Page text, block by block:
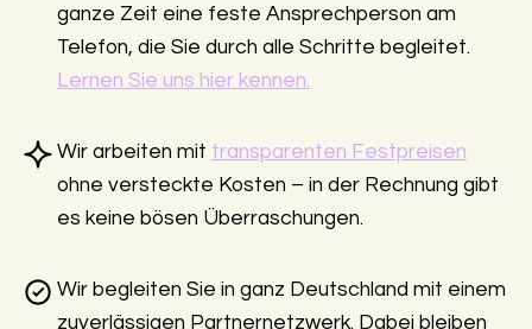
ganze Zeit eine feste Ansprechperson am
Telefon, die Sie durch alle Schritte begleitet.
Lernen Sie uns hier kennen.
Wir arbeiten mit transparenten Festpreisen
ohne versteckte Kosten – in der Rechnung gibt
es keine bösen Überraschungen.
Wir begleiten Sie in ganz Deutschland mit einem
zuverlässigen Partnernetzwerk. Dabei bleiben